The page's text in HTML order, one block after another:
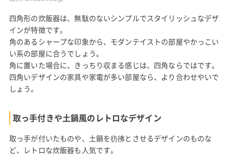
四角形の炊飯器は、無駄のないシンプルでスタイリッシュなデザ
インが特徴です。
角のあるシャープな印象から、モダンテイストの部屋やかっこい
い系の部屋に合うでしょう。
角に置いた場合に、きっちり収まる感じは、四角ならではです。
四角いデザインの家具や家電が多い部屋なら、より合わせやいで
しょう。
取っ手付きや土鍋風のレトロなデザイン
取っ手が付いたものや、土鍋を彷彿とさせるデザインのものな
ど、レトロな炊飯器も人気です。